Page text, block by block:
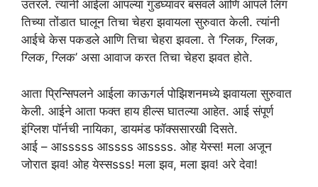
उतरले. त्यांनी आईला आपल्या गुडघ्यांवर बसवले आणि आपले लिंग
तिच्या तोंडात घालून तिचा चेहरा झवायला सुरुवात केली. त्यांनी
आईचे केस पकडले आणि तिचा चेहरा झवला. ते ‘ग्लिक, ग्लिक,
ग्लिक, ग्लिक’ असा आवाज करत तिचा चेहरा झवत होते.
आता प्रिन्सिपलने आईला काऊगर्ल पोझिशनमध्ये झवायला सुरुवात
केली. आईने आता फक्त हाय हील्स घातल्या आहेत. आई संपूर्ण
इंग्लिश पॉर्नची नायिका, डायमंड फॉक्ससारखी दिसते.
आई – आsssss आssss आssss. ओह येस्स! मला अजून
जोरात झव! ओह येस्सsss! मला झव, मला झव! अरे देवा!